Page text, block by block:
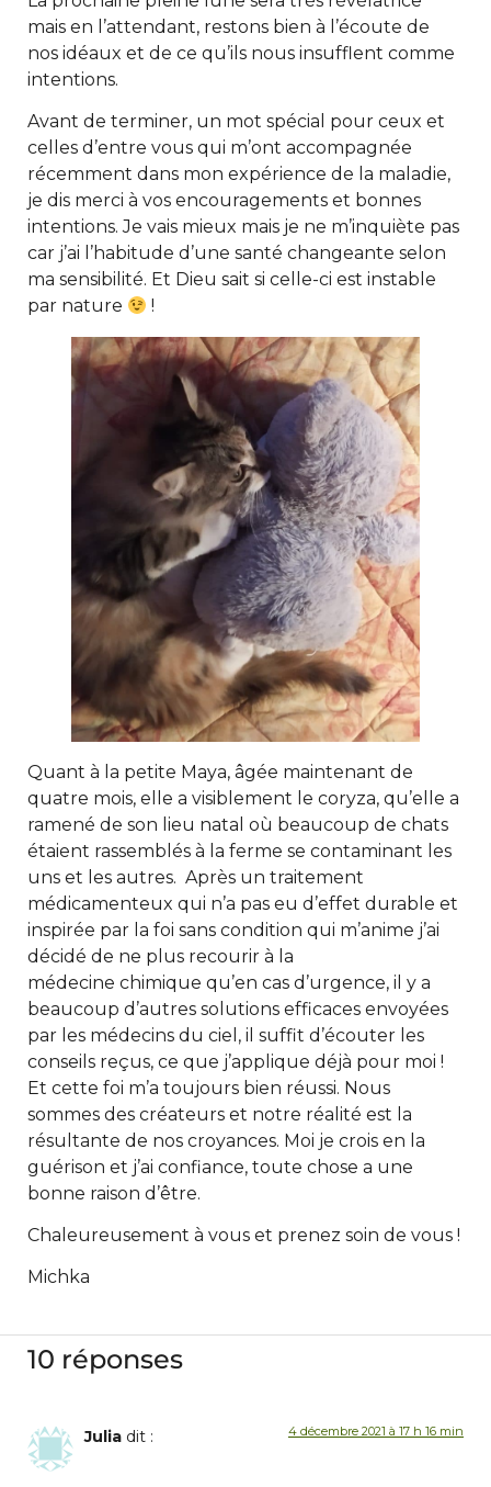
mais en l’attendant, restons bien à l’écoute de
nos idéaux et de ce qu’ils nous insufflent comme
intentions.
Avant de terminer, un mot spécial pour ceux et
celles d’entre vous qui m’ont accompagnée
récemment dans mon expérience de la maladie,
je dis merci à vos encouragements et bonnes
intentions. Je vais mieux mais je ne m’inquiète pas
car j’ai l’habitude d’une santé changeante selon
ma sensibilité. Et Dieu sait si celle-ci est instable
par nature
!
Quant à la petite Maya, âgée maintenant de
quatre mois, elle a visiblement le coryza, qu’elle a
ramené de son lieu natal où beaucoup de chats
étaient rassemblés à la ferme se contaminant les
uns et les autres. Après un traitement
médicamenteux qui n’a pas eu d’effet durable et
inspirée par la foi sans condition qui m’anime j’ai
décidé de ne plus recourir à la
médecine chimique qu’en cas d’urgence, il y a
beaucoup d’autres solutions efficaces envoyées
par les médecins du ciel, il suffit d’écouter les
conseils reçus, ce que j’applique déjà pour moi !
Et cette foi m’a toujours bien réussi. Nous
sommes des créateurs et notre réalité est la
résultante de nos croyances. Moi je crois en la
guérison et j’ai confiance, toute chose a une
bonne raison d’être.
Chaleureusement à vous et prenez soin de vous !
Michka
10 réponses
Julia dit : 4 décembre 2021 à 17 h 16 min